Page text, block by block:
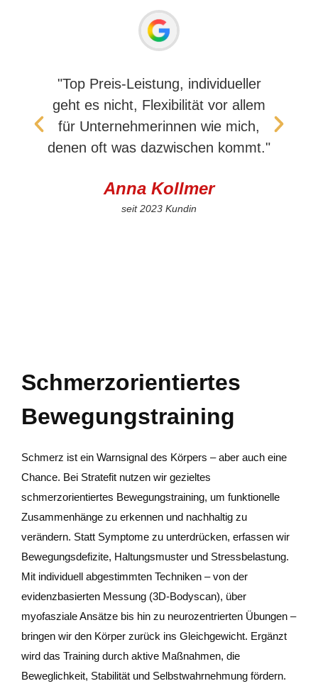
"Top Preis-Leistung, individueller
geht es nicht, Flexibilität vor allem
für Unternehmerinnen wie mich,
denen oft was dazwischen kommt."
Anna Kollmer
seit 2023 Kundin
Schmerzorientiertes
Bewegungstraining
Schmerz ist ein Warnsignal des Körpers – aber auch eine
Chance. Bei Stratefit nutzen wir gezieltes
schmerzorientiertes Bewegungstraining, um funktionelle
Zusammenhänge zu erkennen und nachhaltig zu
verändern. Statt Symptome zu unterdrücken, erfassen wir
Bewegungsdefizite, Haltungsmuster und Stressbelastung.
Mit individuell abgestimmten Techniken – von der
evidenzbasierten Messung (3D-Bodyscan), über
myofasziale Ansätze bis hin zu neurozentrierten Übungen –
bringen wir den Körper zurück ins Gleichgewicht. Ergänzt
wird das Training durch aktive Maßnahmen, die
Beweglichkeit, Stabilität und Selbstwahrnehmung fördern.